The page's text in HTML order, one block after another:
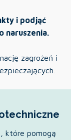
i podjąć
naruszenia.
zagrożeń i
które pomogą